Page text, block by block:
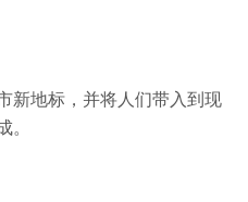
新地标，并将人们带入到现